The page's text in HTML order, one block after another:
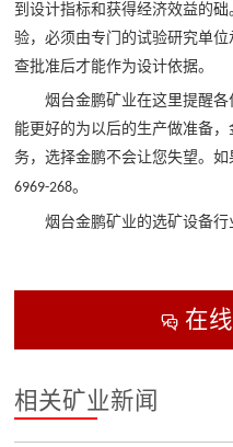
到设计指标和获得经济效益的
验，必须由专门的试验研究单
查批准后才能作为设计依据。
烟台金鹏矿业在这里提醒各
能更好的为以后的生产做准备
务，选择金鹏不会让您失望。
6969-268。
烟台金鹏矿业的选矿设备行
在
相关矿业新闻